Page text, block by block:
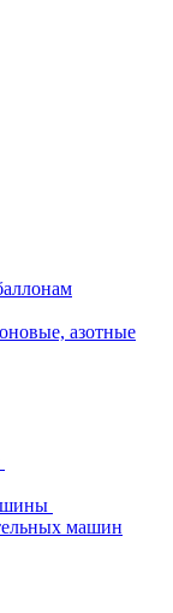
азотные
машин